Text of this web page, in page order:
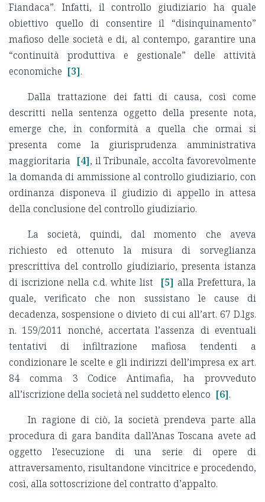
Fiandaca”. Infatti, il controllo giudiziario ha quale
obiettivo quello di consentire il “disinquinamento”
mafioso delle società e di, al contempo, garantire una
“continuità produttiva e gestionale” delle attività
economiche [3].
Dalla trattazione dei fatti di causa, così come
descritti nella sentenza oggetto della presente nota,
emerge che, in conformità a quella che ormai si
presenta come la giurisprudenza amministrativa
maggioritaria [4], il Tribunale, accolta favorevolmente
la domanda di ammissione al controllo giudiziario, con
ordinanza disponeva il giudizio di appello in attesa
della conclusione del controllo giudiziario.
La società, quindi, dal momento che aveva
richiesto ed ottenuto la misura di sorveglianza
prescrittiva del controllo giudiziario, presenta istanza
di iscrizione nella c.d. white list
[5] alla Prefettura, la
quale, verificato che non sussistano le cause di
decadenza, sospensione o divieto di cui all’art. 67 D.lgs.
n. 159/2011 nonché, accertata l’assenza di eventuali
tentativi di infiltrazione mafiosa tendenti a
condizionare le scelte e gli indirizzi dell’impresa ex art.
84 comma 3 Codice Antimafia, ha provveduto
all’iscrizione della società nel suddetto elenco [6].
In ragione di ciò, la società prendeva parte alla
procedura di gara bandita dall’Anas Toscana avete ad
oggetto l’esecuzione di una serie di opere di
attraversamento, risultandone vincitrice e procedendo,
così, alla sottoscrizione del contratto d’appalto.